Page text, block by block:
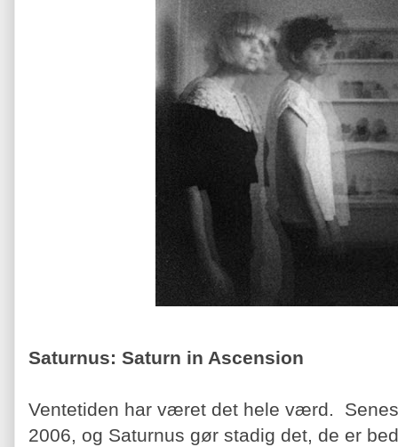
Saturnus: Saturn in Ascension
Ventetiden har været det hele værd.
2006, og Saturnus gør stadig det, de er